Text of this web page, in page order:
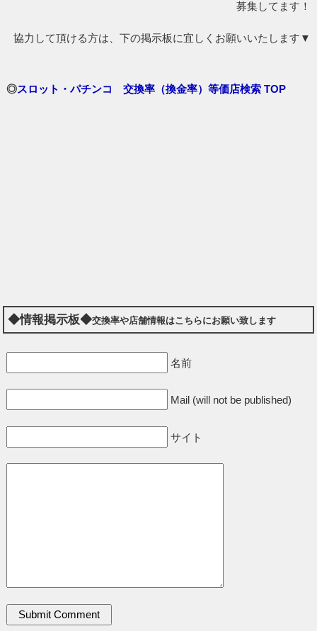
募集してます！
協力して頂ける方は、下の掲示板に宜しくお願いいたします▼
◎スロット・パチンコ 交換率（換金率）等価店検索 TOP
◆情報掲示板◆交換率や店舗情報はこちらにお願い致します
名前
Mail (will not be published)
サイト